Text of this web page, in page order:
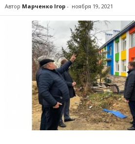
Автор Марченко Ігор - ноября 19, 2021